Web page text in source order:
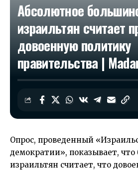
Абсолютное
израильтян считает
довоенную политику
правительства |
Опрос, проведенный
демократии», показывает,
израильтян считает, что